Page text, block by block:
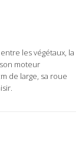
les végétaux, la
moteur
de large, sa roue